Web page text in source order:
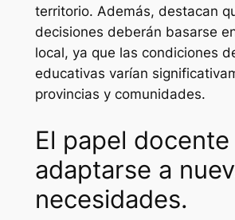
territorio. Además, destacan
decisiones deberán basarse
local, ya que las condiciones
educativas varían
provincias y comunidades.
El papel
adaptarse a
necesidades.